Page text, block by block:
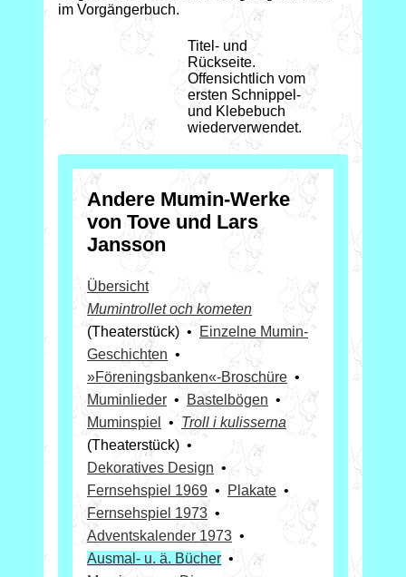
im Vorgängerbuch.
Titel- und
Rückseite.
Offensichtlich vom
ersten Schnippel-
und Klebebuch
wiederverwendet.
Andere Mumin-Werke
von Tove und Lars
Jansson
Übersicht
Mumintrollet och kometen
(Theaterstück) •
Einzelne Mumin-
Geschichten •
»Föreningsbanken«-­Broschüre •
Muminlieder • Bastelbögen •
Muminspiel
• Troll i kulisserna
(Theaterstück) •
Dekoratives Design •
Fernsehspiel 1969 • Plakate •
Fernsehspiel 1973 •
Adventskalender 1973 •
Ausmal- u. ä. Bücher •